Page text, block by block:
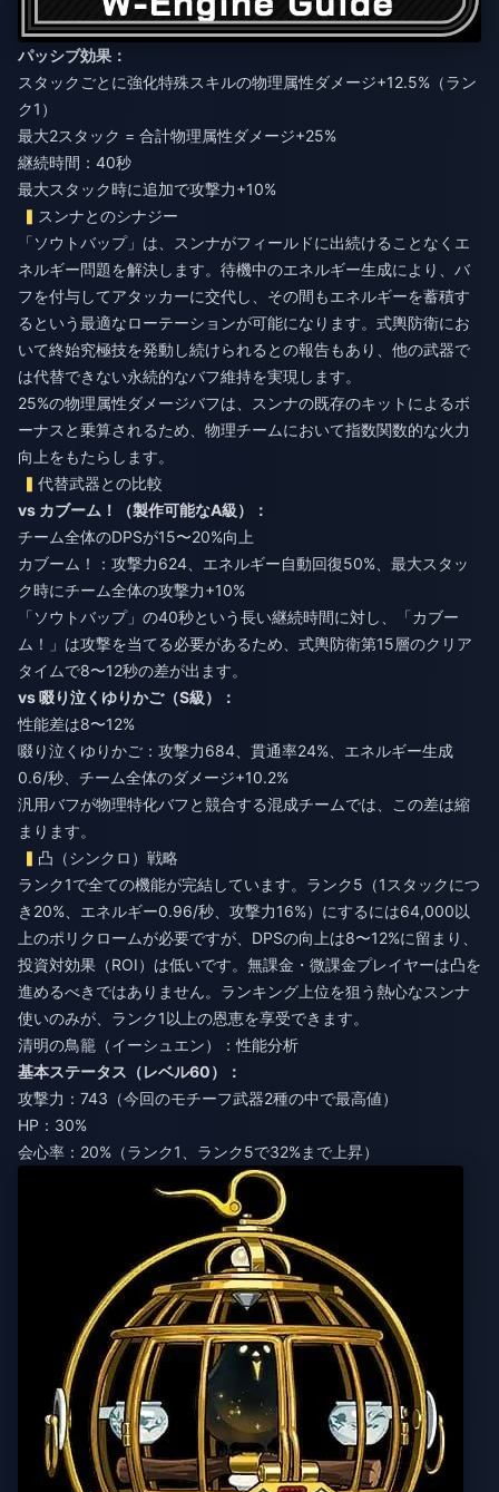
パッシブ効果：
スタックごとに強化特殊スキルの物理属性ダメージ+12.5%（ラン
ク1）
最大2スタック = 合計物理属性ダメージ+25%
継続時間：40秒
最大スタック時に追加で攻撃力+10%
スンナとのシナジー
「ソウトバップ」は、スンナがフィールドに出続けることなくエ
ネルギー問題を解決します。待機中のエネルギー生成により、バ
フを付与してアタッカーに交代し、その間もエネルギーを蓄積す
るという最適なローテーションが可能になります。式輿防衛にお
いて終始究極技を発動し続けられるとの報告もあり、他の武器で
は代替できない永続的なバフ維持を実現します。
25%の物理属性ダメージバフは、スンナの既存のキットによるボ
ーナスと乗算されるため、物理チームにおいて指数関数的な火力
向上をもたらします。
代替武器との比較
vs カブーム！（製作可能なA級）：
チーム全体のDPSが15〜20%向上
カブーム！：攻撃力624、エネルギー自動回復50%、最大スタッ
ク時にチーム全体の攻撃力+10%
「ソウトバップ」の40秒という長い継続時間に対し、「カブー
ム！」は攻撃を当てる必要があるため、式輿防衛第15層のクリア
タイムで8〜12秒の差が出ます。
vs 啜り泣くゆりかご（S級）：
性能差は8〜12%
啜り泣くゆりかご：攻撃力684、貫通率24%、エネルギー生成
0.6/秒、チーム全体のダメージ+10.2%
汎用バフが物理特化バフと競合する混成チームでは、この差は縮
まります。
凸（シンクロ）戦略
ランク1で全ての機能が完結しています。ランク5（1スタックにつ
き20%、エネルギー0.96/秒、攻撃力16%）にするには64,000以
上のポリクロームが必要ですが、DPSの向上は8〜12%に留まり、
投資対効果（ROI）は低いです。無課金・微課金プレイヤーは凸を
進めるべきではありません。ランキング上位を狙う熱心なスンナ
使いのみが、ランク1以上の恩恵を享受できます。
清明の鳥籠（イーシュエン）：性能分析
基本ステータス（レベル60）：
攻撃力：743（今回のモチーフ武器2種の中で最高値）
HP：30%
会心率：20%（ランク1、ランク5で32%まで上昇）